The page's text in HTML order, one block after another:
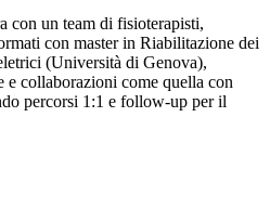
con un team di fisioterapisti,
con master in Riabilitazione dei
(Università di Genova),
e collaborazioni come quella con
percorsi 1:1 e follow-up per il